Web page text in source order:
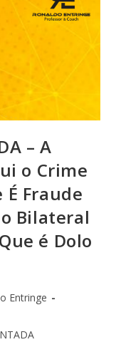
– A
o Crime
Fraude
Bilateral
é Dolo
Entringe